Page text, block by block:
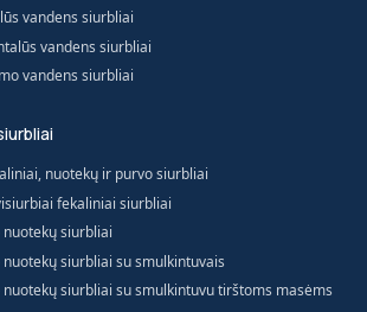
vandens siurbliai
vandens siurbliai
vandens siurbliai
nuotekų ir purvo siurbliai
fekaliniai siurbliai
siurbliai
siurbliai su smulkintuvais
siurbliai su smulkintuvu tirštoms masėms